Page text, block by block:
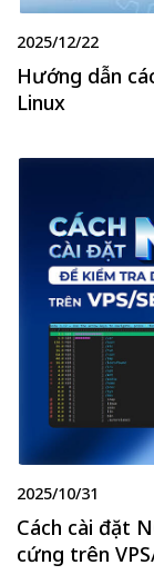
2025/12/22
Hướng dẫn
Linux
2025/10/31
Cách cài đặt
cứng trên